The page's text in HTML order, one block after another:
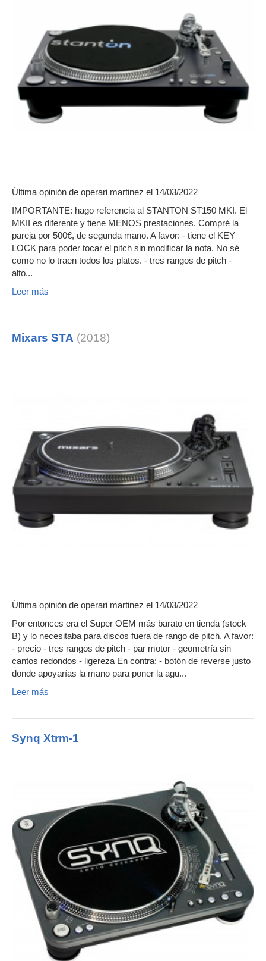
Última opinión de operari martinez el 14/03/2022
IMPORTANTE: hago referencia al STANTON ST150 MKI. El
MKII es diferente y tiene MENOS prestaciones. Compré la
pareja por 500€, de segunda mano. A favor: - tiene el KEY
LOCK para poder tocar el pitch sin modificar la nota. No sé
como no lo traen todos los platos. - tres rangos de pitch -
alto...
Leer más
Mixars STA (2018)
Última opinión de operari martinez el 14/03/2022
Por entonces era el Super OEM más barato en tienda (stock
B) y lo necesitaba para discos fuera de rango de pitch. A favor:
- precio - tres rangos de pitch - par motor - geometría sin
cantos redondos - ligereza En contra: - botón de reverse justo
donde apoyarías la mano para poner la agu...
Leer más
Synq Xtrm-1